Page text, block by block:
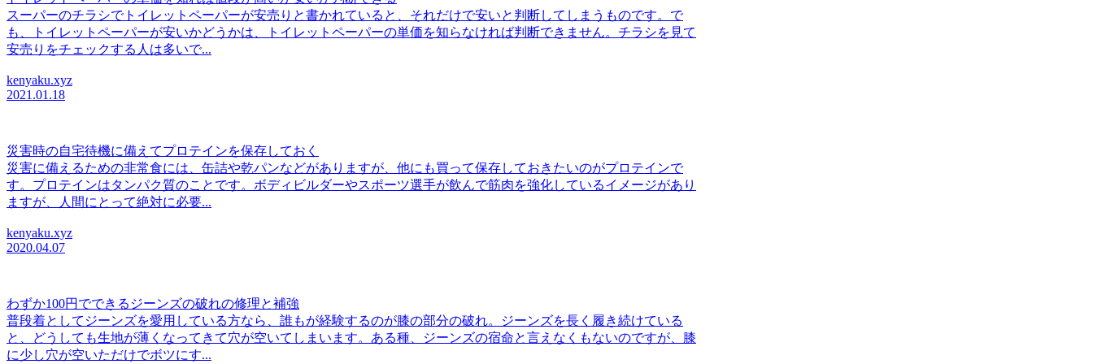
スーパーのチラシでトイレットペーパーが安売りと書かれていると、それだけで安いと判断してしまうものです。で
も、トイレットペーパーが安いかどうかは、トイレットペーパーの単価を知らなければ判断できません。チラシを見て
安売りをチェックする人は多いで...
kenyaku.xyz
2021.01.18
災害時の自宅待機に備えてプロテインを保存しておく
災害に備えるための非常食には、缶詰や乾パンなどがありますが、他にも買って保存しておきたいのがプロテインで
す。プロテインはタンパク質のことです。ボディビルダーやスポーツ選手が飲んで筋肉を強化しているイメージがあり
ますが、人間にとって絶対に必要...
kenyaku.xyz
2020.04.07
わずか100円でできるジーンズの破れの修理と補強
普段着としてジーンズを愛用している方なら、誰もが経験するのが膝の部分の破れ。ジーンズを長く履き続けている
と、どうしても生地が薄くなってきて穴が空いてしまいます。ある種、ジーンズの宿命と言えなくもないのですが、膝
に少し穴が空いただけでボツにす...